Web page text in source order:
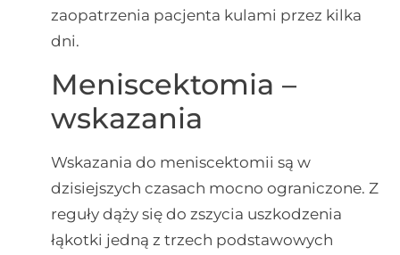
zaopatrzenia pacjenta kulami przez kilka
dni.
Meniscektomia –
wskazania
Wskazania do meniscektomii są w
dzisiejszych czasach mocno ograniczone. Z
reguły dąży się do zszycia uszkodzenia
łąkotki jedną z trzech podstawowych